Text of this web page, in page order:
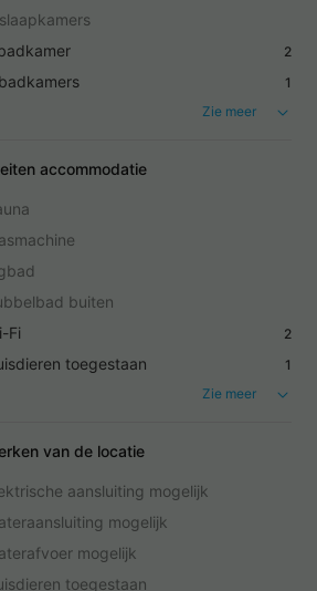
2
1
Zie meer
accommodatie
buiten
Fi
2
toegestaan
1
Zie meer
van de locatie
aansluiting mogelijk
mogelijk
mogelijk
toegestaan